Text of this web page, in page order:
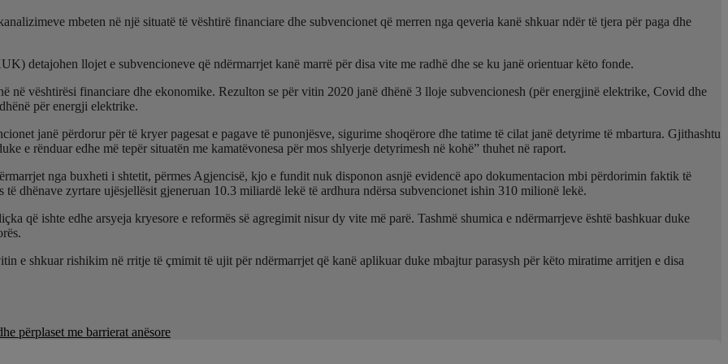
mbeten në një situatë të vështirë financiare dhe subvencionet që merren nga qeveria kanë shkuar ndër të tjera për paga dhe
detajohen llojet e subvencioneve që ndërmarrjet kanë marrë për disa vite me radhë dhe se ku janë orientuar këto fonde.
vështirësi financiare dhe ekonomike. Rezulton se për vitin 2020 janë dhënë 3 lloje subvencionesh (për energjinë elektrike, Covid dhe
për energji elektrike.
janë përdorur për të kryer pagesat e pagave të punonjësve, sigurime shoqërore dhe tatime të cilat janë detyrime të mbartura. Gjithashtu
e rënduar edhe më tepër situatën me kamatëvonesa për mos shlyerje detyrimesh në kohë” thuhet në raport.
nga buxheti i shtetit, përmes Agjencisë, kjo e fundit nuk disponon asnjë evidencë apo dokumentacion mbi përdorimin faktik të
dhënave zyrtare ujësjellësit gjeneruan 10.3 miliardë lekë të ardhura ndërsa subvencionet ishin 310 milionë lekë.
që ishte edhe arsyeja kryesore e reformës së agregimit nisur dy vite më parë. Tashmë shumica e ndërmarrjeve është bashkuar duke
e shkuar rishikim në rritje të çmimit të ujit për ndërmarrjet që kanë aplikuar duke mbajtur parasysh për këto miratime arritjen e disa
përplaset me barrierat anësore